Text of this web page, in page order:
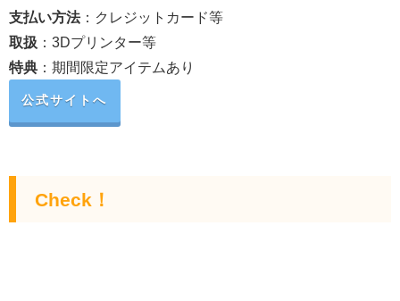
支払い方法：クレジットカード等
取扱 ：3Dプリンター等
特典 ：期間限定アイテムあり
公式サイトへ
Check！